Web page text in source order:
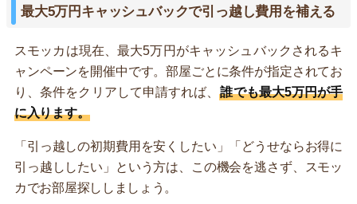
最大5万円キャッシュバックで引っ越し費用を補える
スモッカは現在、最大5万円がキャッシュバックされるキ
ャンペーンを開催中です。部屋ごとに条件が指定されてお
り、条件をクリアして申請すれば、誰でも最大5万円が手
に入ります。
「引っ越しの初期費用を安くしたい」「どうせならお得に
引っ越ししたい」という方は、この機会を逃さず、スモッ
カでお部屋探ししましょう。